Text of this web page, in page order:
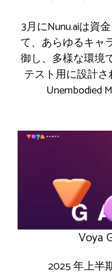
3月にNunu.aiは資
て、あらゆるキャ
御し、多様な環境
テスト用に設計
Unembodied
Voya
2025 年上半